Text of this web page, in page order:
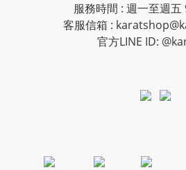
服務時間 : 週一至週五
客服信箱 :
官方LINE ID: